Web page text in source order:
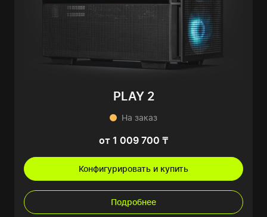
PLAY 2
На заказ
от 1 009 700 ₸
Конфигурировать и купить
Подробнее